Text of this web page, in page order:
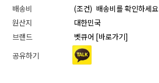
배송비
(조건) 배송비를 확인하세요
원산지
대한민국
브랜드
벳큐어 [바로가기]
공유하기